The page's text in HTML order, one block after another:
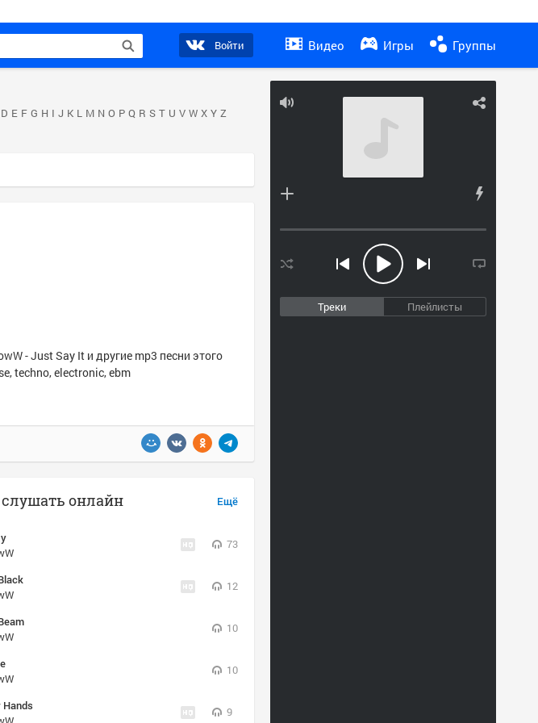
Войти Видео Игры Группы
Треки Плейлисты
D E F G H I J K L M N O P Q R S T U V W X Y Z
- Just Say It и другие mp3 песни этого
techno, electronic, ebm
Ещё
онлайн
73
12
10
10
Hands
9